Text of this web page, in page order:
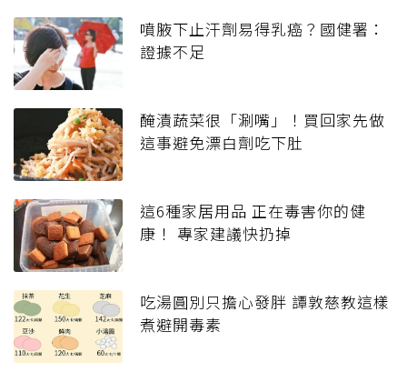
噴腋下止汗劑易得乳癌？國健署：
證據不足
醃漬蔬菜很「涮嘴」！買回家先做
這事避免漂白劑吃下肚
這6種家居用品 正在毒害你的健
康！ 專家建議快扔掉
吃湯圓別只擔心發胖 譚敦慈教這樣
煮避開毒素